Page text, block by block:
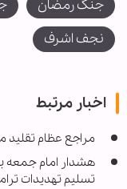
جنگ رمضان
نجف اشرف
اخبار مرتبط
مراجع عظام تقلید
هشدار امام جمعه
تسلیم تهدیدات